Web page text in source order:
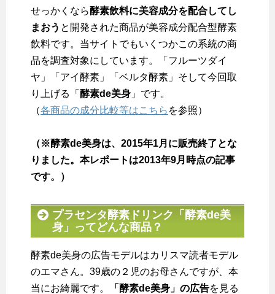
せっかくなら酵素飲料に美容成分を配合してし
まおう と開発された商品が美容成分配合型酵素
飲料です。当サイトでもいくつかこの系統の商
品を調査対象にしています。「フルーツダイ
ヤ」「アイ酵素」「ベルタ酵素」そして今回取
り上げる「 酵素de美身 」です。
（各商品の成分比較等はこちら を参照）
（※酵素de美身は、2015年1月に販売終了とな
りました。本レポートは2013年9月時点の記事
です。）
プラセンタ酵素ドリンク「酵素de美
身」ってどんな商品？
酵素de美身の広告モデルはカリスマ読者モデル
のエマさん。39歳の２児のお母さんですが、本
当にお綺麗です。
「酵素de美身」の広告を見る